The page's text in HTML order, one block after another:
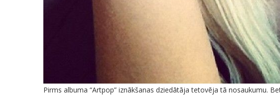
Pirms albuma “Artpop” iznākšanas dziedātāja tetovēja tā nosaukumu.